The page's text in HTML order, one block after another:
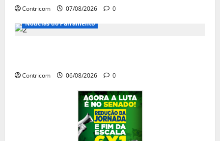
Contricom 07/08/2026
0
Notícias do Parlamento
Contricom 06/08/2026 0